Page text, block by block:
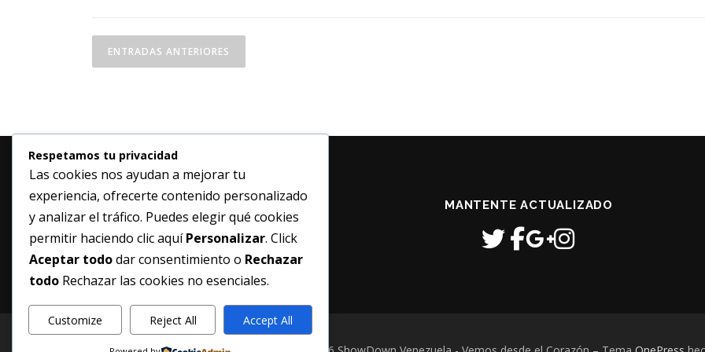
N
a
g
a
c
i
ó
n
d
ENTRADAS ANTERIORES
MANTENTE ACTUALIZADO
Respetamos tu privacidad
Las cookies nos ayudan a mejorar tu
experiencia, ofrecerte contenido personalizado
y analizar el tráfico. Puedes elegir qué cookies
permitir haciendo clic aquíPersonalizar. Click
Aceptar tododar consentimiento o Rechazar
todo Rechazar las cookies no esenciales.
Customize Reject All Accept All